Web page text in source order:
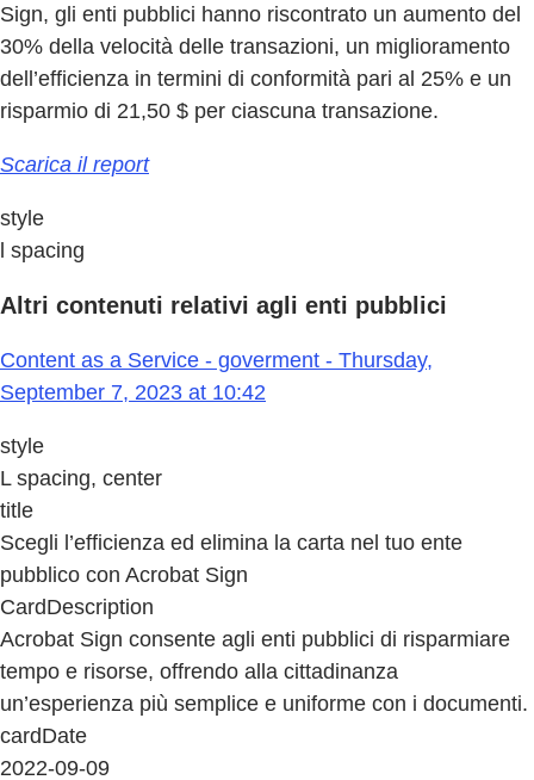
Sign, gli enti pubblici hanno riscontrato un aumento del
30% della velocità delle transazioni, un miglioramento
dell’efficienza in termini di conformità pari al 25% e un
risparmio di 21,50 $ per ciascuna transazione.
Scarica il report
style
l spacing
Altri contenuti relativi agli enti pubblici
Content as a Service - goverment - Thursday,
September 7, 2023 at 10:42
style
L spacing, center
title
Scegli l’efficienza ed elimina la carta nel tuo ente
pubblico con Acrobat Sign
CardDescription
Acrobat Sign consente agli enti pubblici di risparmiare
tempo e risorse, offrendo alla cittadinanza
un’esperienza più semplice e uniforme con i documenti.
cardDate
2022-09-09